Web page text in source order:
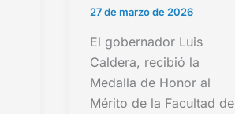
27 de marzo de 2026
El gobernador Luis
Caldera, recibió la
Medalla de Honor al
Mérito de la Facultad de